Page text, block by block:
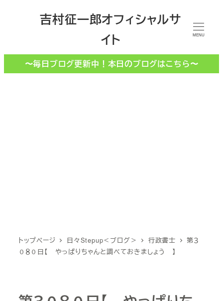
コ
吉村征一郎オフィシャルサ
イト
MENU
〜毎日ブログ更新中！本日のブログはこちら〜
トップページ 日々Stepup＜ブログ＞ 行政書士
第３
０８０日【 やっぱりちゃんと調べておきましょう 】